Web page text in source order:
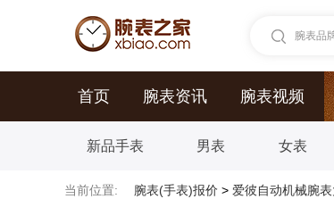
腕表品
首页 腕表资讯 腕表视频
新品手表 男表 女表
当前位置: 腕表(手表)报价 > 爱彼自动机械腕